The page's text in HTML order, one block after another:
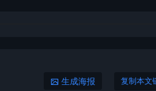
生成海报 复制本文